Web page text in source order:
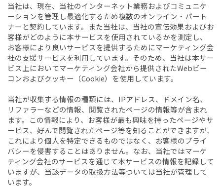
当社は、現在、当社のインターネット業務およびコミュニケ
ーションを管理し最適化するため複数のオンライン・パート
ナーと契約しています。また当社は、当社の宣伝効果およびお
客様がどのように本サービスを使用されているかを測定し、
お客様により良いサービスを提供するためにマーケティング会
社の支援サービスを利用しています。そのため、当社は本サー
ビス上においてマーケティング会社から提供されたWebビー
コンおよびクッキー（Cookie）を使用しています。
当社が収集する情報の種類には、IPアドレス、ドメイン名、
リファラーなどの情報、閲覧されたページの情報等が含まれ
ます。この情報により、お客様が最も興味を持ったページやサ
ービス、好んで閲覧されたページ等を知ることができますが、
これにより個人を特定できるものではなく、お客様のプライ
バシーを侵害することはありません。なお、当社ではマーケ
ティング会社のサービスを通じて本サービスの情報を記録して
いますが、当該データの取扱方法等ついては当社が管理して
います。